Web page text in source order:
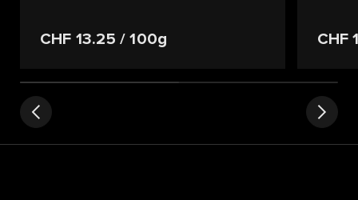
CHF 13.25 / 100g CHF